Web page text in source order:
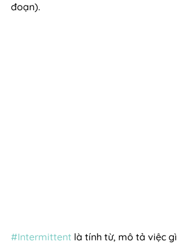
đoạn).
#Intermittent là tính từ, mô tả việc gì